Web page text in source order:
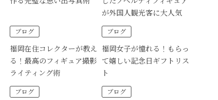
が外国人観光客に大人気
ブログ
福岡在住コレクターが教え
る！最高のフィギュア撮影
ライティング術
ブログ
福岡女子が憧れる！もらっ
て嬉しい記念日ギフトリス
ト
ブログ ブログ